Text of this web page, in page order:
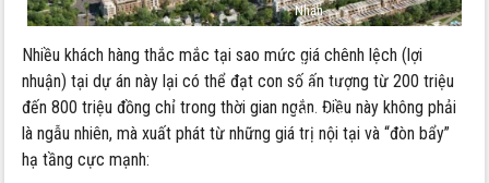
Nhận
gửi
Lumiere
Midtown
giá
Nhiều khách hàng thắc mắc tại sao mức giá chênh lệch (lợi
nhuận) tại dự án này lại có thể đạt con số ấn tượng từ 200 triệu
đến 800 triệu đồng chỉ trong thời gian ngắn. Điều này không phải
là ngẫu nhiên, mà xuất phát từ những giá trị nội tại và “đòn bẩy”
hạ tầng cực mạnh: